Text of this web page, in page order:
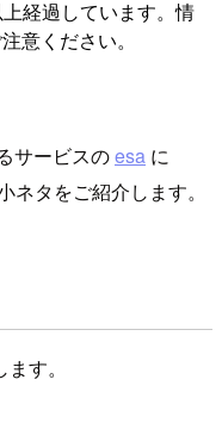
経過しています。情
意ください。
サービスのesa に
タをご紹介します。
す。